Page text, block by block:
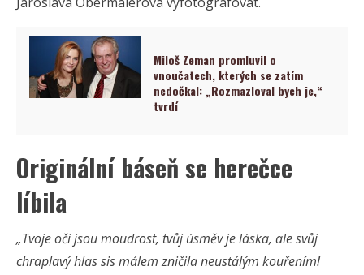
Miloš Zeman promluvil o
vnoučatech, kterých se zatím
nedočkal: „Rozmazloval bych je,“
tvrdí
Originální báseň se herečce
líbila
„Tvoje oči jsou moudrost, tvůj úsměv je láska, ale svůj
chraplavý hlas sis málem zničila neustálým kouřením!